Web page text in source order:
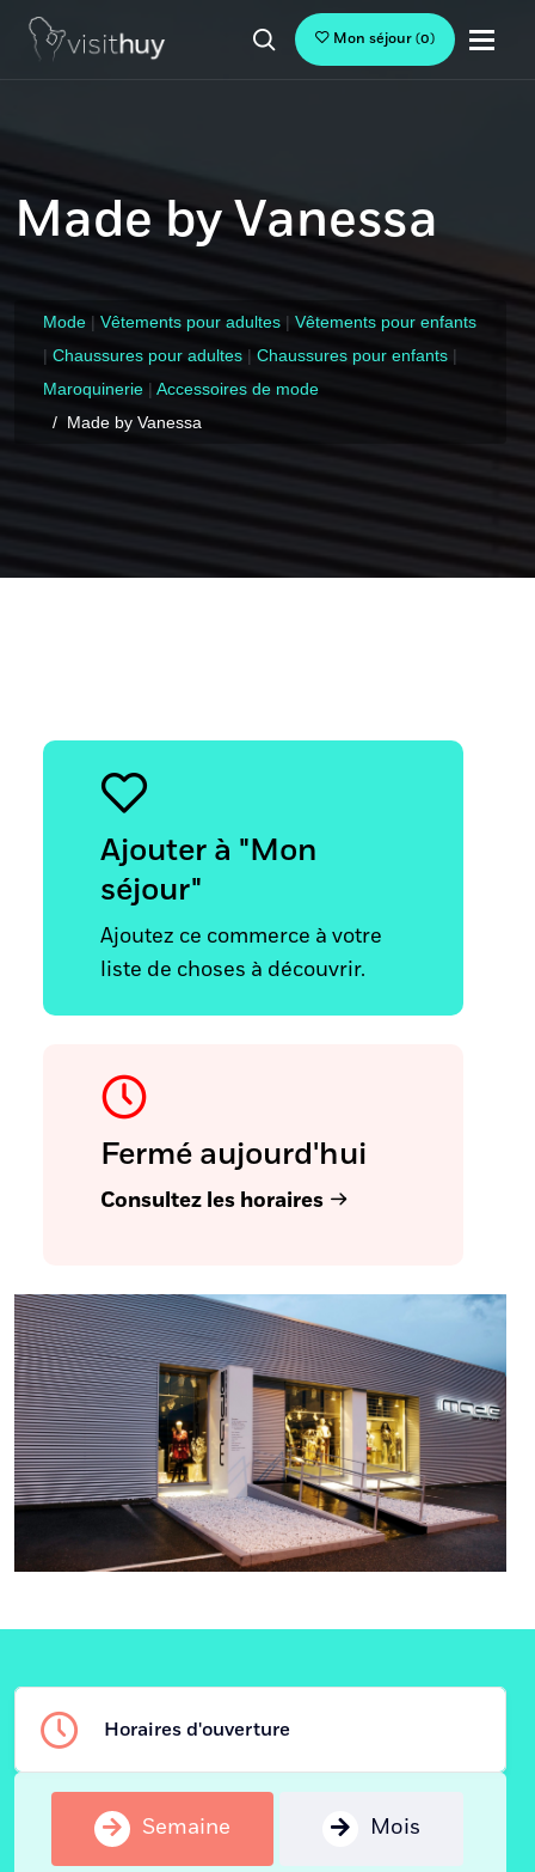
Mon séjour(0)
Made by Vanessa
Mode | Vêtements pour adultes | Vêtements pour enfants
| Chaussures pour adultes | Chaussures pour enfants |
Maroquinerie | Accessoires de mode
Made by Vanessa
Ajouter à "Mon
séjour"
Ajoutez ce commerce à votre
liste de choses à découvrir.
Fermé aujourd'hui
Consultez les horaires
Horaires d'ouverture
Semaine Mois